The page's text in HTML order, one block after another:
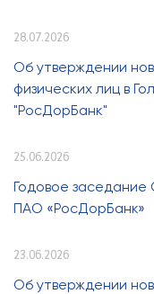
28.07.2026
Об утверждении
физических лиц в
"РосДорБанк"
25.06.2026
Годовое
ПАО «РосДорБанк»
23.06.2026
Об утверждении